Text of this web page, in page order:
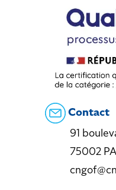
Contact
91
75002